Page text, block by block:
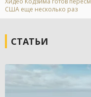
США еще несколько раз
СТАТЬИ